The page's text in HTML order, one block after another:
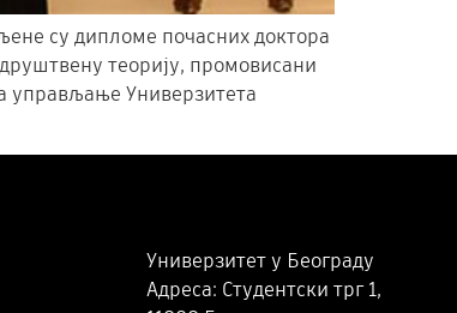
су дипломе почасних доктора
теорију, промовисани
управљање Универзитета
Универзитет у Београду
Адреса: Студентски трг 1,